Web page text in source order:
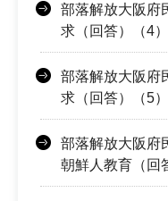
部落解放大阪府
求（回答）（4）
部落解放大阪府
求（回答）（5）
部落解放大阪府
朝鮮人教育（回